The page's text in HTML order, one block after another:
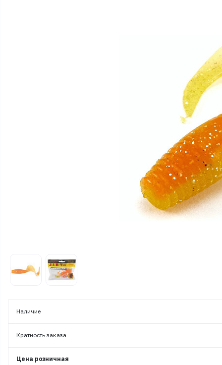
Наличие
Кратность заказа
Цена розничная